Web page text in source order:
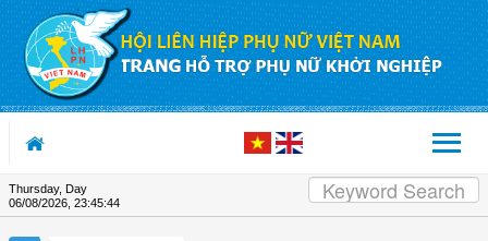
Skip to Content
Thursday, Day
06/08/2026 23:45:44